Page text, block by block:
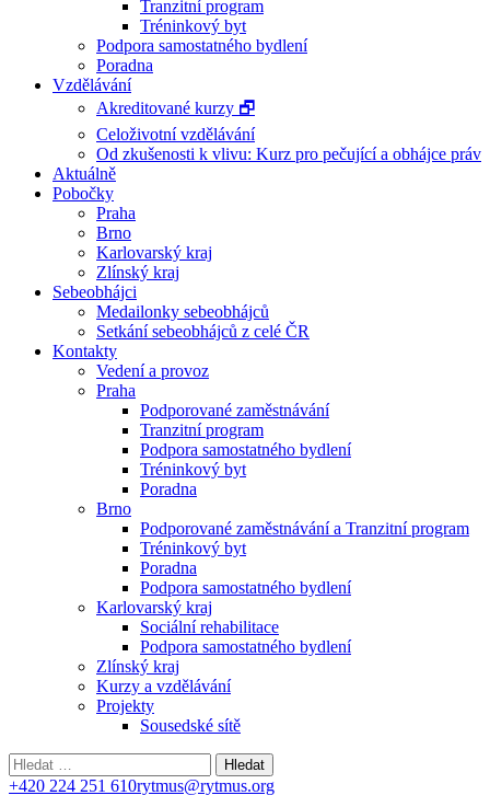
Tranzitní program
Tréninkový byt
Podpora samostatného bydlení
Poradna
Vzdělávání
Akreditované kurzy 🗗
Celoživotní vzdělávání
Od zkušenosti k vlivu: Kurz pro pečující a obhájce práv
Aktuálně
Pobočky
Praha
Brno
Karlovarský kraj
Zlínský kraj
Sebeobhájci
Medailonky sebeobhájců
Setkání sebeobhájců z celé ČR
Kontakty
Vedení a provoz
Praha
Podporované zaměstnávání
Tranzitní program
Podpora samostatného bydlení
Tréninkový byt
Poradna
Brno
Podporované zaměstnávání a Tranzitní program
Tréninkový byt
Poradna
Podpora samostatného bydlení
Karlovarský kraj
Sociální rehabilitace
Podpora samostatného bydlení
Zlínský kraj
Kurzy a vzdělávání
Projekty
Sousedské sítě
Vyhledávání
+420 224 251 610rytmus@rytmus.org